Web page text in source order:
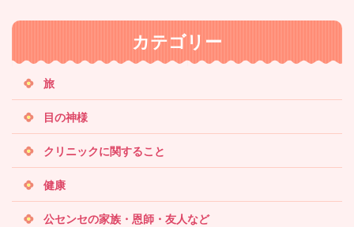
内
索
カテゴリー
旅
目の神様
クリニックに関すること
健康
公センセの家族・恩師・友人など